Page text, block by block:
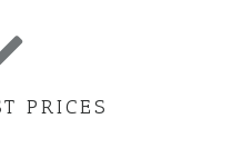
PRICES